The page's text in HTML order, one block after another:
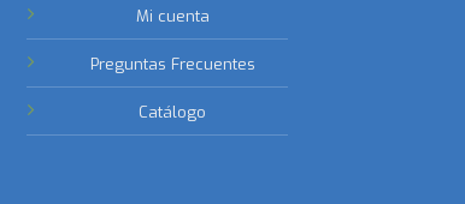
Mi cuenta
Preguntas Frecuentes
Catálogo